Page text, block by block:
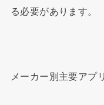
る必要があります。
メーカー別主要アプ